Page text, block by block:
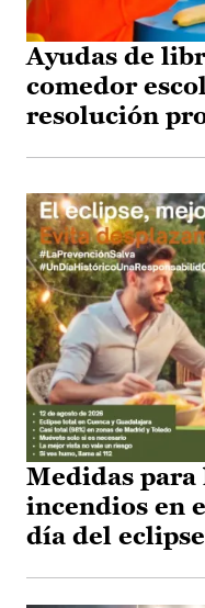
Ayudas de
comedor
resolución
Medidas para
incendios en
día del eclipse